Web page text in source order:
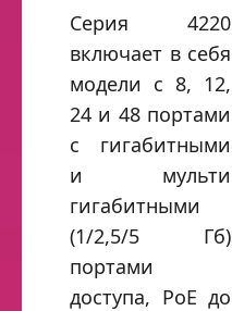
Серия 4220
включает в себя
модели с 8, 12,
24 и 48 портами
с гигабитными
и мульти
гигабитными
(1/2,5/5 Гб)
портами
доступа, PoE до